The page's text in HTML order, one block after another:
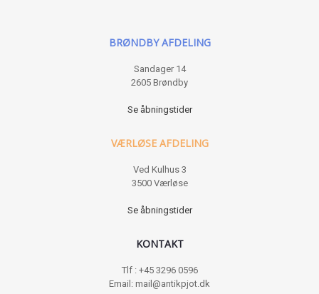
BRØNDBY AFDELING
Sandager 14
2605 Brøndby
Se åbningstider
VÆRLØSE AFDELING
Ved Kulhus 3
3500 Værløse
Se åbningstider
KONTAKT
Tlf : +45 3296 0596
Email: mail@antikpjot.dk